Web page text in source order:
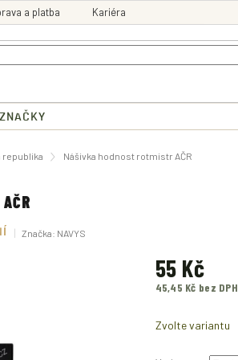
a platba Kariéra
ZNAČKY
republika Nášivka hodnost rotmistr AČR
Značka: NAVYS
55 Kč
45,45 Kč bez DPH
cena:
Zvolte variantu